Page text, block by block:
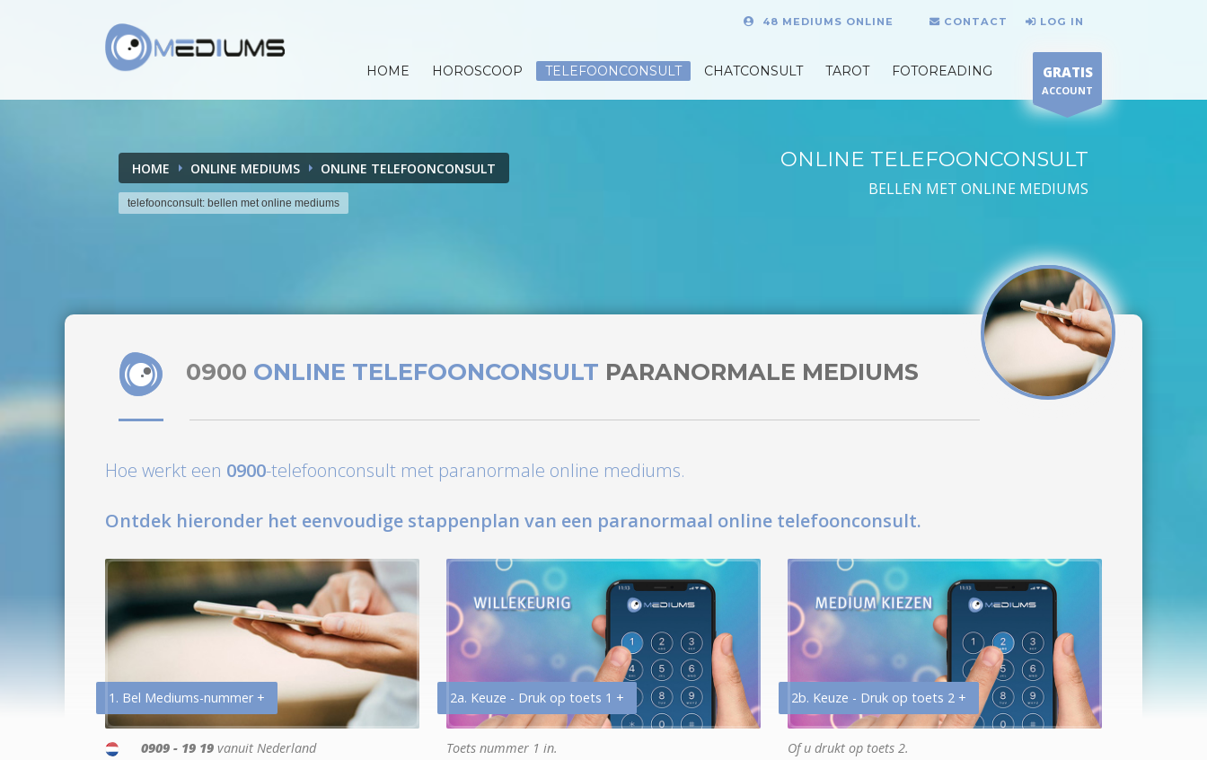
48 MEDIUMS ONLINE CONTACT LOG IN
HOME HOROSCOOP TELEFOONCONSULT CHATCONSULT TAROT FOTOREADING GRATIS
ACCOUNT
HOME ONLINE MEDIUMS ONLINE TELEFOONCONSULT
telefoonconsult: bellen met online mediums
ONLINE TELEFOONCONSULT
BELLEN MET ONLINE MEDIUMS
0900 ONLINE TELEFOONCONSULT PARANORMALE MEDIUMS
Hoe werkt een 0900-telefoonconsult met paranormale online mediums.
Ontdek hieronder het eenvoudige stappenplan van een paranormaal online telefoonconsult.
1. Bel Mediums-nummer +
0909 - 19 19 vanuit Nederland
2a. Keuze - Druk op toets 1 +
Toets nummer 1 in.
2b. Keuze - Druk op toets 2 +
Of u drukt op toets 2.